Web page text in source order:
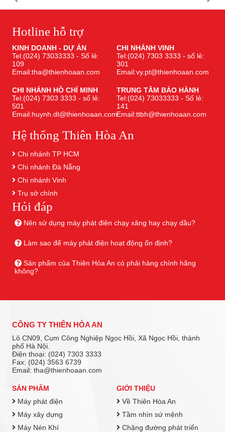
Hotline hỗ trợ
KINH DOANH - DỰ ÁN
Tel:(024) 73033333 - Số lẻ:
109
Email:tha@thienhoaan.com
CHI NHÁNH VINH
Tel:(024) 7303 3333 - số lẻ:
301
Email:vy.pt@thienhoaan.com
CHI NHÁNH HỒ CHÍ MINH
Tel:(024) 7303 3333 - số lẻ:
501
Email:huynh.dt@thienhoaan.com
TRUNG TÂM BẢO HÀNH
Tel:(024) 73033333 - Số lẻ:
141
Email:ttbh@thienhoaan.com
Hệ thống Thiên Hòa An
Chi nhánh TP HCM
Chi nhánh Đà Nẵng
Chi nhánh Vinh
Trụ sở chính
Hỏi đáp
Nên sử dụng máy phát điện chạy xăng hay chạy dầu?
Làm sao để máy phát điện hoạt động ổn định?
Sản phẩm của Thiên Hòa An có phải hàng chính hãng
không?
CÔNG TY THIÊN HÒA AN
Lô CN09, Cụm Công Nghiệp Ngọc Hồi, Xã Ngọc Hồi, thành
phố Hà Nội.
Điện thoại: (024) 7303 3333
Fax: (024) 3563 6739
Email: tha@thienhoaan.com
SẢN PHẨM
Máy phát điện
Máy xây dựng
Máy Nén Khí
GIỚI THIỆU
Về Thiên Hòa An
Tầm nhìn sứ mệnh
Chặng đường phát triển